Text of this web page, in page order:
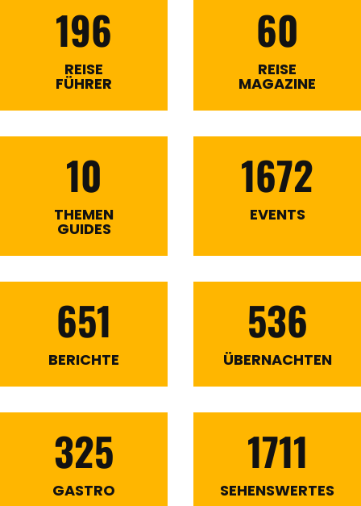
196
REISE
FÜHRER
60
REISE
MAGAZINE
10
THEMEN
GUIDES
1672
EVENTS
651
BERICHTE
536
ÜBERNACHTEN
325
GASTRO
1711
SEHENSWERTES